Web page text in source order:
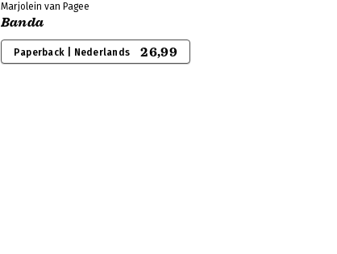
Marjolein van Pagee
Banda
Paperback | Nederlands 26,99